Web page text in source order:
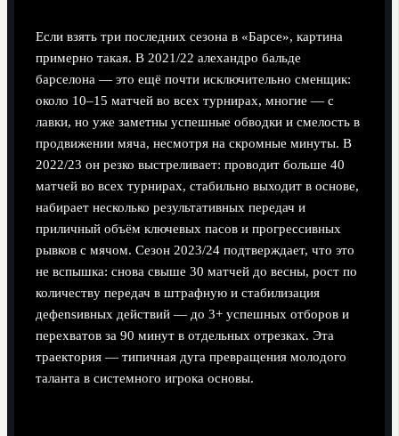
Если взять три последних сезона в «Барсе», картина
примерно такая. В 2021/22 алехандро бальде
барселона — это ещё почти исключительно сменщик:
около 10–15 матчей во всех турнирах, многие — с
лавки, но уже заметны успешные обводки и смелость в
продвижении мяча, несмотря на скромные минуты. В
2022/23 он резко выстреливает: проводит больше 40
матчей во всех турнирах, стабильно выходит в основе,
набирает несколько результативных передач и
приличный объём ключевых пасов и прогрессивных
рывков с мячом. Сезон 2023/24 подтверждает, что это
не вспышка: снова свыше 30 матчей до весны, рост по
количеству передач в штрафную и стабилизация
дефensивных действий — до 3+ успешных отборов и
перехватов за 90 минут в отдельных отрезках. Эта
траектория — типичная дуга превращения молодого
таланта в системного игрока основы.